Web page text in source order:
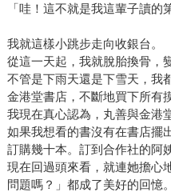
「哇！這不就是我這輩子讀的
我就這樣小跳步走向收銀台。
從這一天起，我就脫胎換骨，
不管是下雨天還是下雪天，我
金港堂書店，不斷地買下所有
我現在真心認為，丸善與金港
如果我想看的書沒有在書店擺
訂購幾十本。訂到合作社的阿
現在回過頭來看，就連她擔心
問題嗎？」都成了美好的回憶。